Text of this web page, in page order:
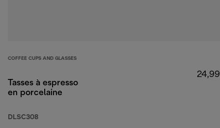
COFFEE CUPS AND GLASSES
Tasses à espresso
en porcelaine
DLSC308